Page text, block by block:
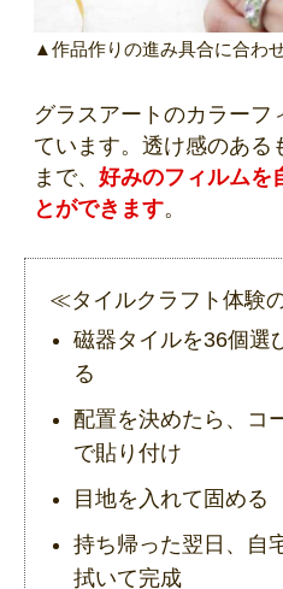
▲作品作りの進み具合に合わ
グラスアートのカラーフ
ています。透け感のある
まで、 好みのフィルムを
とができます。
≪タイルクラフト体験
磁器タイルを36個選
る
配置を決めたら、コ
で貼り付け
目地を入れて固める
持ち帰った翌日、自
拭いて完成